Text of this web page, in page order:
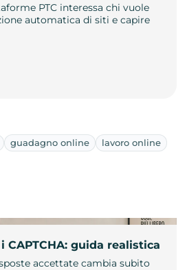
PTC interessa chi vuole
automatica di siti e capire
guadagno online lavoro online
CAPTCHA: guida realistica
accettate cambia subito